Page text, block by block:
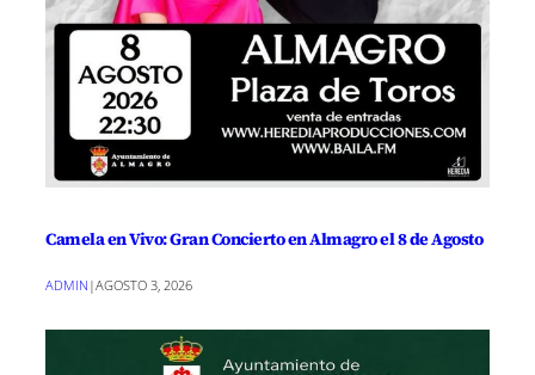
Camela en Vivo: Gran Concierto en Almagro el 8 de Agosto
ADMIN |AGOSTO 3, 2026